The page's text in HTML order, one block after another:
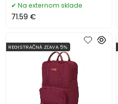
Na externom sklade
71.59 €
REGISTRAČNÁ ZĽAVA 5%